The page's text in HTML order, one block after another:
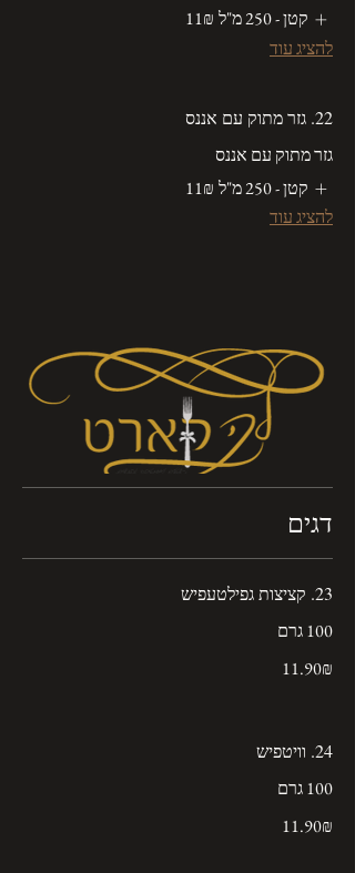
קטן - 250 מ"ל
‏11 ‏₪
להציג עוד
22. גזר מתוק עם אננס
גזר מתוק עם אננס
קטן - 250 מ"ל
‏11 ‏₪
להציג עוד
דגים
23. קציצות גפילטעפיש
100 גרם
‏11.90 ‏₪
24. וויטפיש
100 גרם
‏11.90 ‏₪